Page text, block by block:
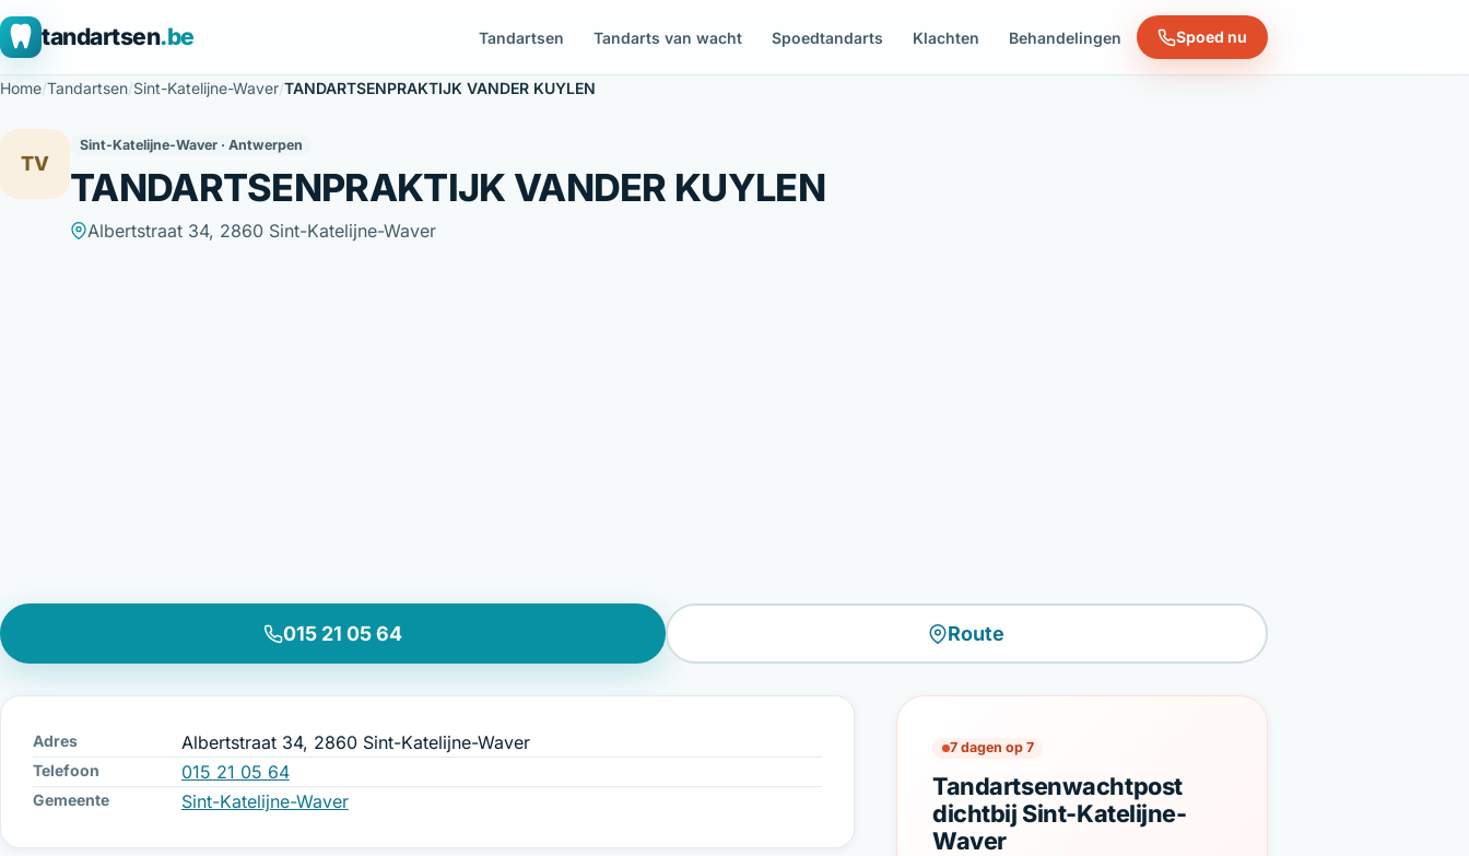
tandartsen.be Tandartsen Tandarts van wacht Spoedtandarts Klachten Behandelingen Spoed nu
Home/Tandartsen/Sint-Katelijne-Waver/TANDARTSENPRAKTIJK VANDER KUYLEN
TV
Sint-Katelijne-Waver · Antwerpen
TANDARTSENPRAKTIJK VANDER KUYLEN
Albertstraat 34, 2860 Sint-Katelijne-Waver
015 21 05 64 Route
7 dagen op 7
Tandartsenwachtpost
dichtbij Sint-Katelijne-
Waver
Adres Albertstraat 34, 2860 Sint-Katelijne-Waver
Telefoon 015 21 05 64
Gemeente Sint-Katelijne-Waver